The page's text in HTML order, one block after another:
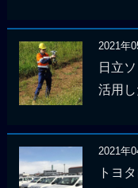
2021年
日立
活用
2021年
トヨ